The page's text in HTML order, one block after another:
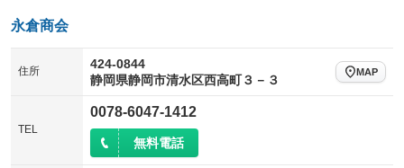
永倉商会
住所
424-0844
静岡県静岡市清水区西高町３－３
MAP
TEL
0078-6047-1412
無料電話